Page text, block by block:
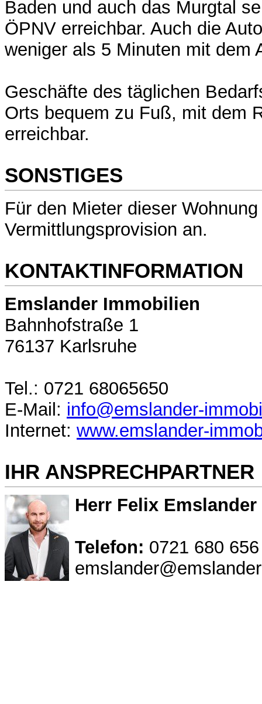
Baden und auch das Murgtal
ÖPNV erreichbar. Auch die
weniger als 5 Minuten mit dem
Geschäfte des täglichen
Orts bequem zu Fuß, mit dem
erreichbar.
SONSTIGES
Für den Mieter dieser
Vermittlungsprovision an.
KONTAKTINFORMATION
Emslander Immobilien
Bahnhofstraße 1
76137 Karlsruhe
Tel.: 0721 68065650
E-Mail: info@emslander-
Internet: www.emslander-
IHR ANSPRECHPARTNER
Herr Felix Emslander
Telefon: 0721 680